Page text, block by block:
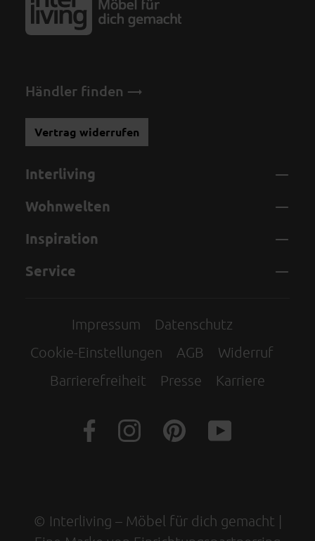
Händler finden
Vertrag widerrufen
Interliving
Wohnwelten
Inspiration
Service
Impressum
Datenschutz
Cookie-Einstellungen
AGB
Widerruf
Barrierefreiheit
Presse Karriere
© Interliving – Möbel für dich gemacht |